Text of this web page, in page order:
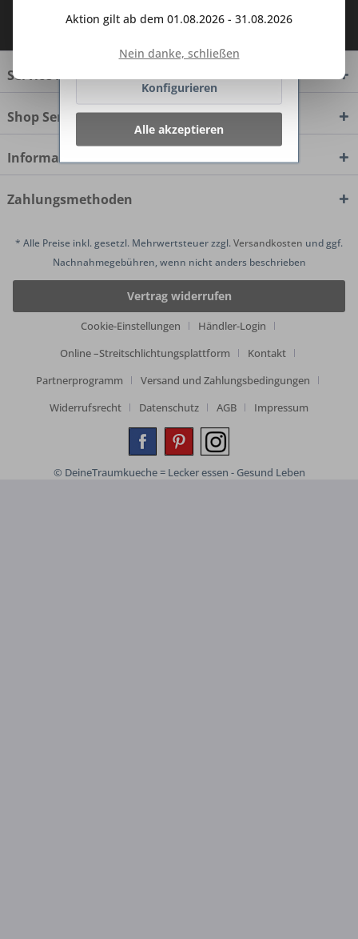
zur Kenntnis genommen.
Service Hotline
Shop Service
Informationen
Zahlungsmethoden
* Alle Preise inkl. gesetzl. Mehrwertsteuer zzgl.Versandkosten und ggf.
Nachnahmegebühren, wenn nicht anders beschrieben
Vertrag widerrufen
Cookie-Einstellungen
Händler-Login
Online –Streitschlichtungsplattform
Kontakt
Partnerprogramm
Versand und Zahlungsbedingungen
Widerrufsrecht
Datenschutz AGB Impressum
© DeineTraumkueche = Lecker essen - Gesund Leben
Aktion gilt ab dem 01.08.2026 - 31.08.2026
Nein danke, schließen
Ablehnen
Konfigurieren
Alle akzeptieren